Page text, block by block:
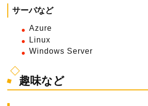
サーバなど
Azure
Linux
Windows Server
趣味など